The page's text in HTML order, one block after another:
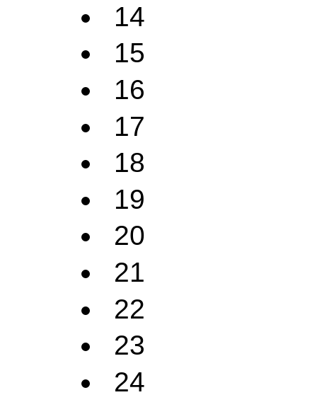
14
15
16
17
18
19
20
21
22
23
24